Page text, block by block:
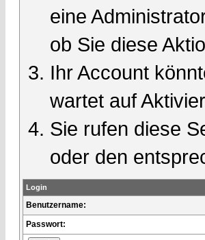
eine
ob Sie diese
Ihr Account
wartet auf
Sie rufen diese
oder den
Login
Benutzername:
Passwort: